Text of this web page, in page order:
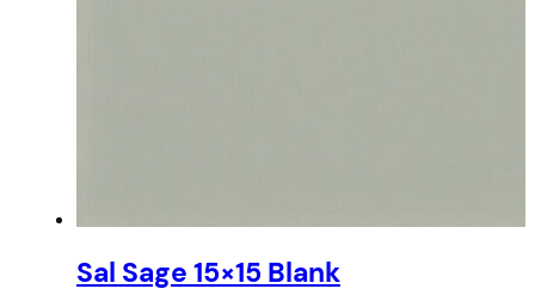
Sal Sage 15×15 Blank